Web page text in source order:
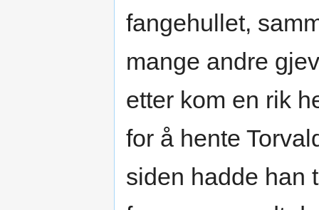
fangehullet,
mange andre
etter kom en rik
for å hente
siden hadde han